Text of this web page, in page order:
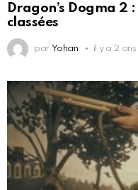
Dragon’s Dogma 2
classées
par Yohan il y a 2 ans